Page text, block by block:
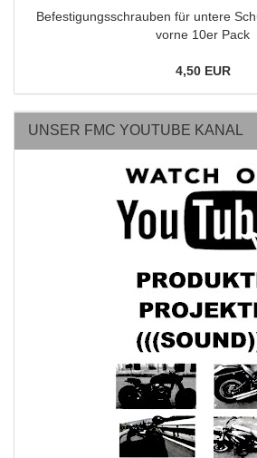
Befestigungsschrauben für untere
vorne 10er Pack
4,50 EUR
UNSER FMC YOUTUBE KANAL